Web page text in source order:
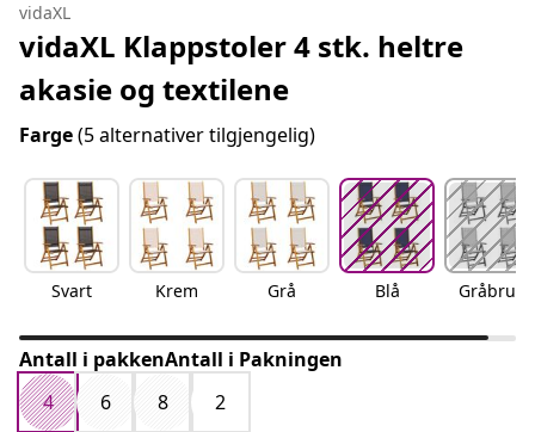
vidaXL
vidaXL Klappstoler 4 stk. heltre
akasie og textilene
Farge(5 alternativer tilgjengelig)
Svart Krem Grå Blå Gråbrun
Antall i pakkenAntall i Pakningen
4
6 8 2